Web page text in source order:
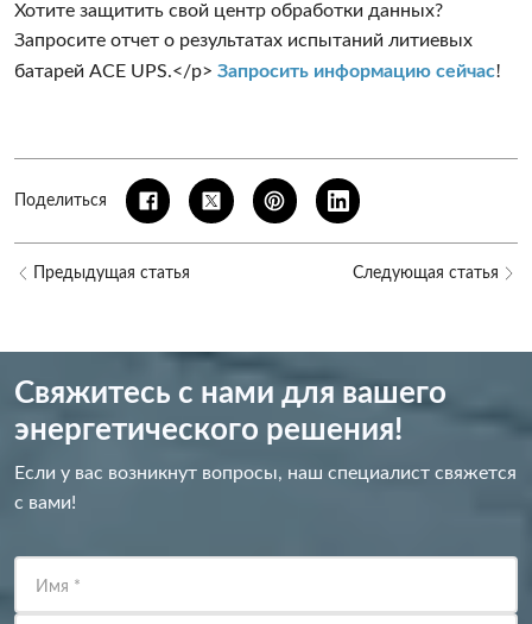
Хотите защитить свой центр обработки данных?
Запросите отчет о результатах испытаний литиевых
батарей ACE UPS.</p> Запросить информацию сейчас!
Поделиться
Предыдущая статья Следующая статья
Свяжитесь с нами для вашего
энергетического решения!
Если у вас возникнут вопросы, наш специалист свяжется
с вами!
Имя *